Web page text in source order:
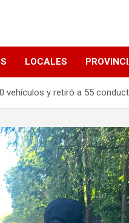
LOCALES
vehículos y retiró a 55